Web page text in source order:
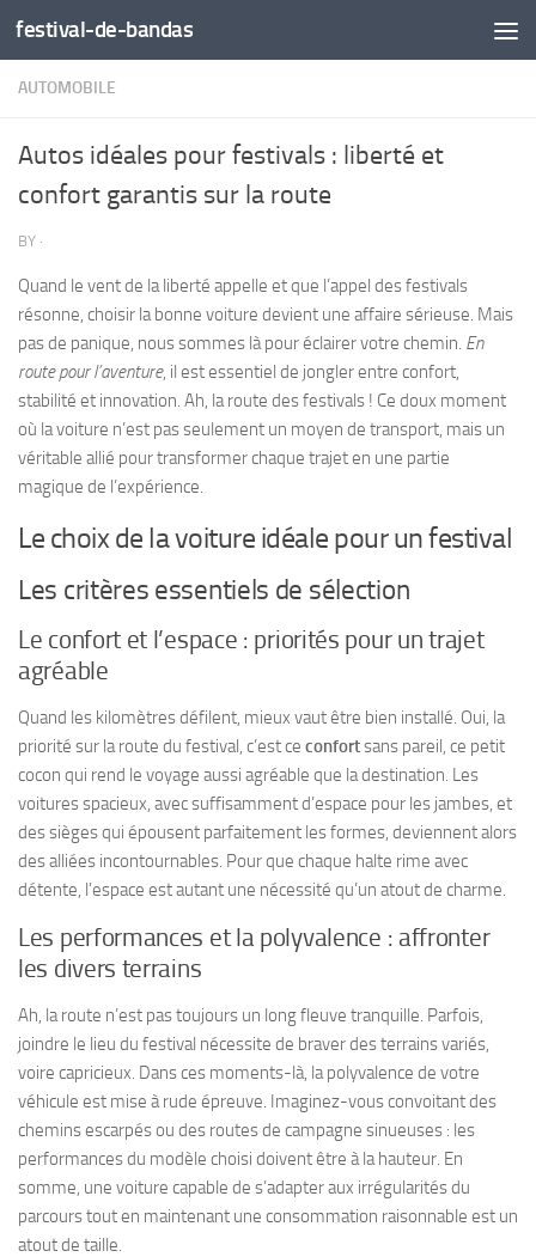
Skip to content
festival-de-bandas
AUTOMOBILE
Autos idéales pour festivals : liberté et
confort garantis sur la route
BY ·
Quand le vent de la liberté appelle et que l’appel des festivals
résonne, choisir la bonne voiture devient une affaire sérieuse. Mais
pas de panique, nous sommes là pour éclairer votre chemin. En
route pour l’aventure, il est essentiel de jongler entre confort,
stabilité et innovation. Ah, la route des festivals ! Ce doux moment
où la voiture n’est pas seulement un moyen de transport, mais un
véritable allié pour transformer chaque trajet en une partie
magique de l’expérience.
Le choix de la voiture idéale pour un festival
Les critères essentiels de sélection
Le confort et l’espace : priorités pour un trajet
agréable
Quand les kilomètres défilent, mieux vaut être bien installé. Oui, la
priorité sur la route du festival, c’est ce confortsans pareil, ce petit
cocon qui rend le voyage aussi agréable que la destination. Les
voitures spacieux, avec suffisamment d’espace pour les jambes, et
des sièges qui épousent parfaitement les formes, deviennent alors
des alliées incontournables. Pour que chaque halte rime avec
détente, l’espace est autant une nécessité qu’un atout de charme.
Les performances et la polyvalence : affronter
les divers terrains
Ah, la route n’est pas toujours un long fleuve tranquille. Parfois,
joindre le lieu du festival nécessite de braver des terrains variés,
voire capricieux. Dans ces moments-là, la polyvalence de votre
véhicule est mise à rude épreuve. Imaginez-vous convoitant des
chemins escarpés ou des routes de campagne sinueuses : les
performances du modèle choisi doivent être à la hauteur. En
somme, une voiture capable de s’adapter aux irrégularités du
parcours tout en maintenant une consommation raisonnable est un
atout de taille.